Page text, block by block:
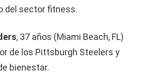
del sector fitness.
, 37 años (Miami Beach, FL)
de los Pittsburgh Steelers y
bienestar.